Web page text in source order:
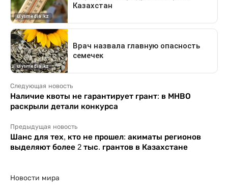
Следующая новость
Наличие квоты не гарантирует грант: в МНВО
раскрыли детали конкурса
Предыдущая новость
Шанс для тех, кто не прошел: акиматы регионов
выделяют более 2 тыс. грантов в Казахстане
Новости мира